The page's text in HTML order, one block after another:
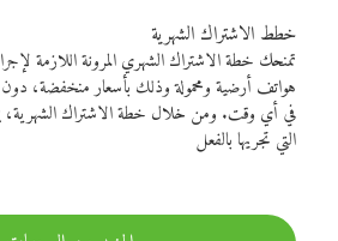
خطط الاشتراك الشهرية
تمنحك خطة الاشتراك الشهري المرونة اللازمة
هواتف أرضية ومحمولة وذلك بأسعار منخفضة،
في أي وقت. ومن خلال خطة الاشتراك الشهرية،
التي تجريها بالفعل